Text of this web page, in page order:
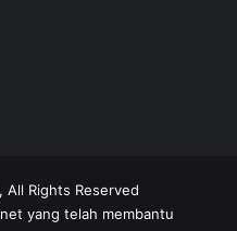
All Rights Reserved
yang telah membantu